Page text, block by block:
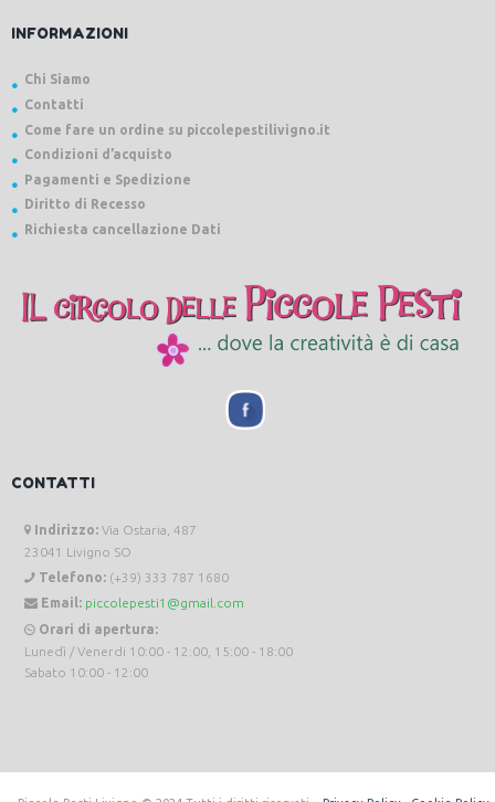
INFORMAZIONI
Chi Siamo
Contatti
Come fare un ordine su piccolepestilivigno.it
Condizioni d’acquisto
Pagamenti e Spedizione
Diritto di Recesso
Richiesta cancellazione Dati
CONTATTI
Indirizzo: Via Ostaria, 487
23041 Livigno SO
Telefono: (+39) 333 787 1680
Email: piccolepesti1@gmail.com
Orari di apertura:
Lunedì / Venerdi 10:00 - 12:00, 15:00 - 18:00
Sabato 10:00 - 12:00